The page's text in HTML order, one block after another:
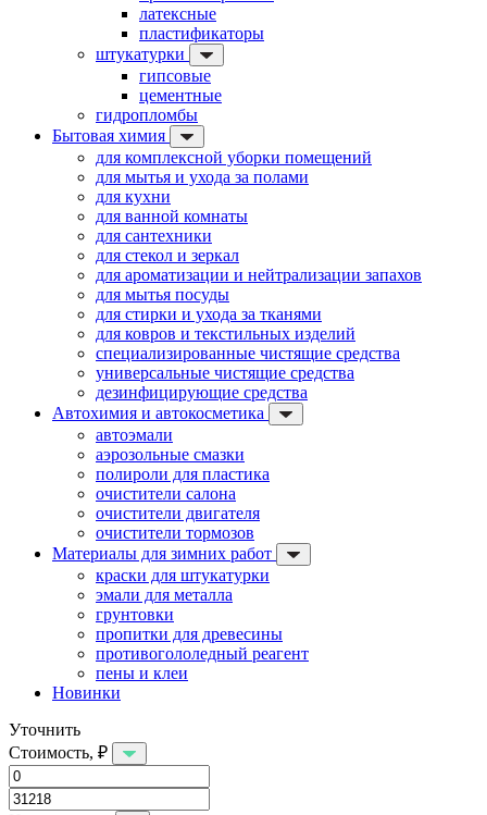
латексные
пластификаторы
штукатурки
гипсовые
цементные
гидропломбы
Бытовая химия
для комплексной уборки помещений
для мытья и ухода за полами
для кухни
для ванной комнаты
для сантехники
для стекол и зеркал
для ароматизации и нейтрализации запахов
для мытья посуды
для стирки и ухода за тканями
для ковров и текстильных изделий
специализированные чистящие средства
универсальные чистящие средства
дезинфицирующие средства
Автохимия и автокосметика
автоэмали
аэрозольные смазки
полироли для пластика
очистители салона
очистители двигателя
очистители тормозов
Материалы для зимних работ
краски для штукатурки
эмали для металла
грунтовки
пропитки для древесины
противогололедный реагент
пены и клеи
Новинки
Уточнить
Стоимость, ₽